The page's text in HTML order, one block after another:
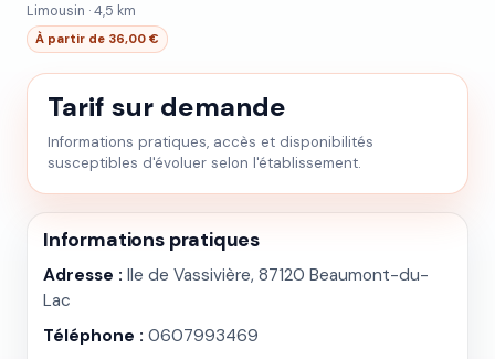
Limousin · 4,5 km
À partir de 36,00 €
Tarif sur demande
Informations pratiques, accès et disponibilités
susceptibles d'évoluer selon l'établissement.
Informations pratiques
Adresse : Ile de Vassivière, 87120 Beaumont-du-
Lac
Téléphone : 0607993469